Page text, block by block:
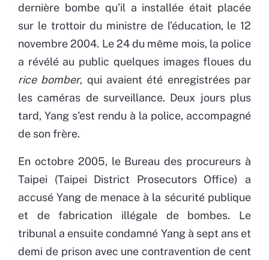
dernière bombe qu’il a installée était placée
sur le trottoir du ministre de l’éducation, le 12
novembre 2004. Le 24 du même mois, la police
a révélé au public quelques images floues du
rice bomber, qui avaient été enregistrées par
les caméras de surveillance. Deux jours plus
tard, Yang s’est rendu à la police, accompagné
de son frère.
En octobre 2005, le Bureau des procureurs à
Taipei (Taipei District Prosecutors Office) a
accusé Yang de menace à la sécurité publique
et de fabrication illégale de bombes. Le
tribunal a ensuite condamné Yang à sept ans et
demi de prison avec une contravention de cent